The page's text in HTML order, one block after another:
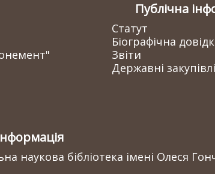
Публічна
Статут
Біографічна
Звіти
Державні закупівлі
наукова бібліотека імені Олеся